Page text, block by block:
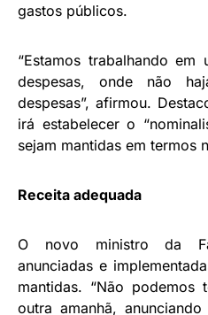
gastos públicos.
“Estamos trabalhando
despesas, onde não
despesas”, afirmou.
irá estabelecer o
sejam mantidas em termos
Receita adequada
O novo ministro da
anunciadas e
mantidas. “Não podemos
outra amanhã,